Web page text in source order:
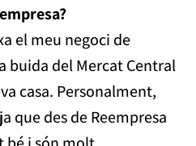
el meu negoci de
buida del Mercat Central
casa. Personalment,
que des de Reempresa